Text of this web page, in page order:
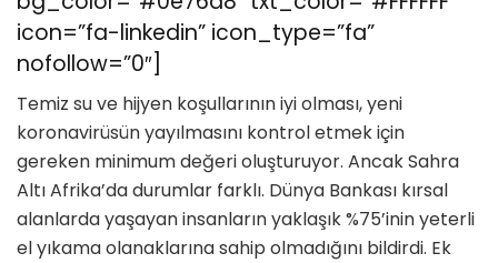
icon=”fa-linkedin” icon_type=”fa”
nofollow=”0″]
Temiz su ve hijyen koşullarının iyi olması, yeni
koronavirüsün yayılmasını kontrol etmek için
gereken minimum değeri oluşturuyor. Ancak Sahra
Altı Afrika’da durumlar farklı. Dünya Bankası kırsal
alanlarda yaşayan insanların yaklaşık %75’inin yeterli
el yıkama olanaklarına sahip olmadığını bildirdi. Ek